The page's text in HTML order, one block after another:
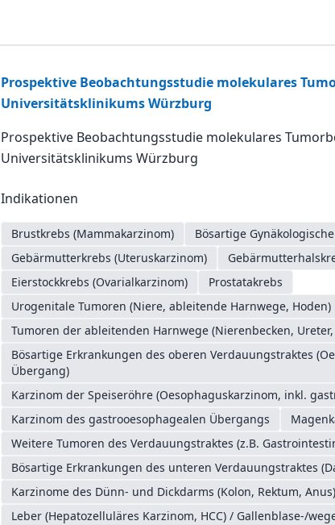
Prospektive Beobachtungsstudie molekulares
Universitätsklinikums Würzburg
Prospektive Beobachtungsstudie molekulares
Universitätsklinikums Würzburg
Indikationen
Brustkrebs (Mammakarzinom)
Bösartige
Gebärmutterkrebs (Uteruskarzinom)
Eierstockkrebs (Ovarialkarzinom)
Prostatakrebs
Urogenitale Tumoren (Niere, ableitende Harnwege, Hoden)
Tumoren der ableitenden Harnwege (Nierenbecken,
Bösartige Erkrankungen des oberen Verdauungstraktes
Übergang)
Karzinom der Speiseröhre (Oesophaguskarzinom, inkl.
Karzinom des gastrooesophagealen Übergangs
Weitere Tumoren des Verdauungstraktes (z.B.
Bösartige Erkrankungen des unteren Verdauungstraktes
Karzinome des Dünn- und Dickdarms (Kolon, Rektum, Anus)
Leber (Hepatozelluläres Karzinom, HCC) / Gallenblase-/